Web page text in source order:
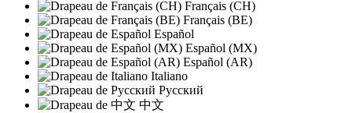
Français (CH)
Français (BE)
Español
Español (MX)
Español (AR)
Italiano
Русский
中文